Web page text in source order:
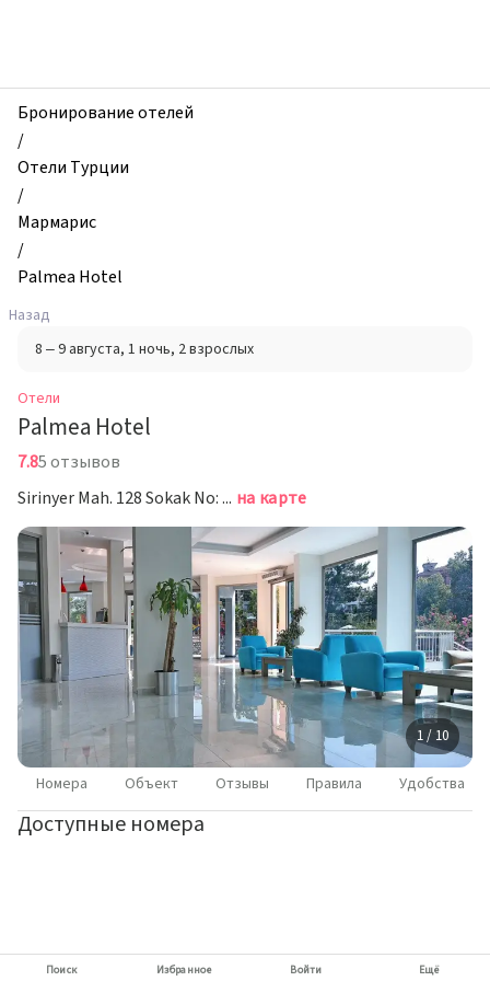
Palmea
Hotel,
Мармарис,
Турция
Бронирование отелей
/
Отели Турции
/
Мармарис
/
Palmea Hotel
Назад
8 – 9 августа, 1 ночь, 2 взрослых
Отели
Palmea Hotel
7.85 отзывов
Sirinyer Mah. 128 Sokak No: 3, Мармарис на карте
1 / 10
Номера Объект Отзывы Правила Удобства
Доступные номера
Поиск Избранное Войти Ещё